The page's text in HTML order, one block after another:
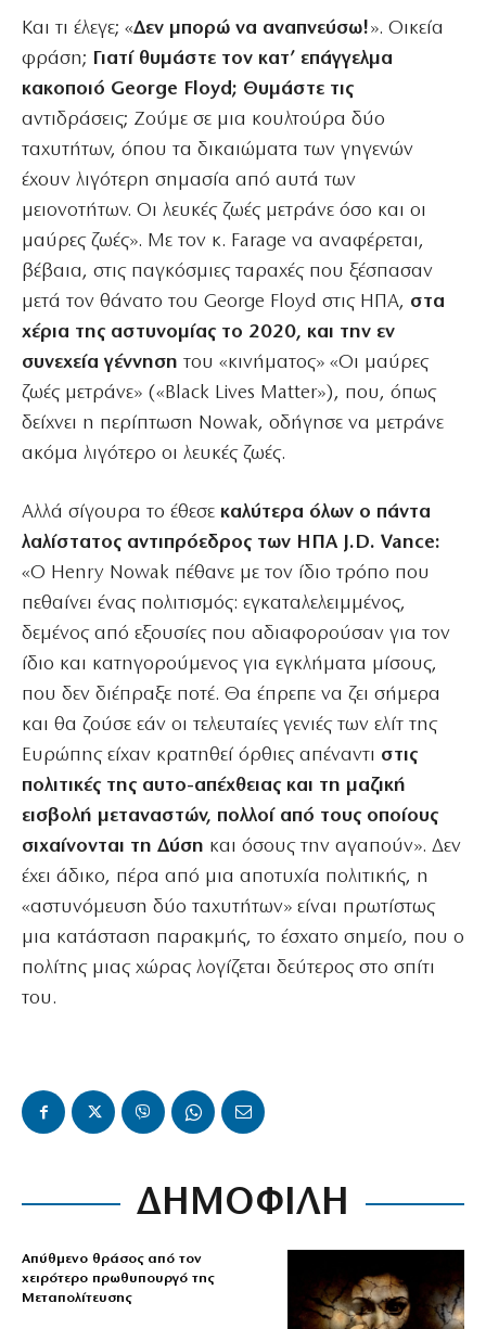
Και τι έλεγε; «Δεν μπορώ να αναπνεύσω!». Οικεία
φράση; Γιατί θυμάστε τον κατ’ επάγγελμα
κακοποιό George Floyd; Θυμάστε τις
αντιδράσεις; Ζούμε σε μια κουλτούρα δύο
ταχυτήτων, όπου τα δικαιώματα των γηγενών
έχουν λιγότερη σημασία από αυτά των
μειονοτήτων. Οι λευκές ζωές μετράνε όσο και οι
μαύρες ζωές». Με τον κ. Farage να αναφέρεται,
βέβαια, στις παγκόσμιες ταραχές που ξέσπασαν
μετά τον θάνατο του George Floyd στις ΗΠΑ, στα
χέρια της αστυνομίας το 2020, και την εν
συνεχεία γέννηση του «κινήματος» «Οι μαύρες
ζωές μετράνε» («Black Lives Matter»), που, όπως
δείχνει η περίπτωση Nowak, οδήγησε να μετράνε
ακόμα λιγότερο οι λευκές ζωές.
Αλλά σίγουρα το έθεσε καλύτερα όλων ο πάντα
λαλίστατος αντιπρόεδρος των ΗΠΑ J.D. Vance:
«Ο Henry Nowak πέθανε με τον ίδιο τρόπο που
πεθαίνει ένας πολιτισμός: εγκαταλελειμμένος,
δεμένος από εξουσίες που αδιαφορούσαν για τον
ίδιο και κατηγορούμενος για εγκλήματα μίσους,
που δεν διέπραξε ποτέ. Θα έπρεπε να ζει σήμερα
και θα ζούσε εάν οι τελευταίες γενιές των ελίτ της
Ευρώπης είχαν κρατηθεί όρθιες απέναντι στις
πολιτικές της αυτο-απέχθειας και τη μαζική
εισβολή μεταναστών, πολλοί από τους οποίους
σιχαίνονται τη Δύση και όσους την αγαπούν». Δεν
έχει άδικο, πέρα από μια αποτυχία πολιτικής, η
«αστυνόμευση δύο ταχυτήτων» είναι πρωτίστως
μια κατάσταση παρακμής, το έσχατο σημείο, που ο
πολίτης μιας χώρας λογίζεται δεύτερος στο σπίτι
του.
ΔΗΜΟΦΙΛΗ
Απύθμενο θράσος από τον
χειρότερο πρωθυπουργό της
Μεταπολίτευσης